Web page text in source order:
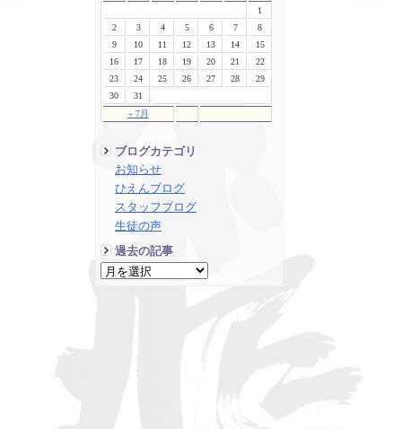
« 7月
1
2
3 4 5 6 7
8
9
10 11 12 13 14
15
16
17 18 19 20 21
22
23
24 25 26 27 28
29
30
31
ブログカテゴリ
お知らせ
ひえんブログ
スタッフブログ
生徒の声
過去の記事